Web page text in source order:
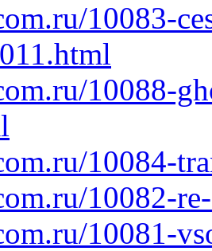
10083-
10088-
10084-
10082-
10081-